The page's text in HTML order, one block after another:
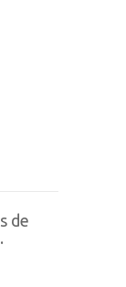
de